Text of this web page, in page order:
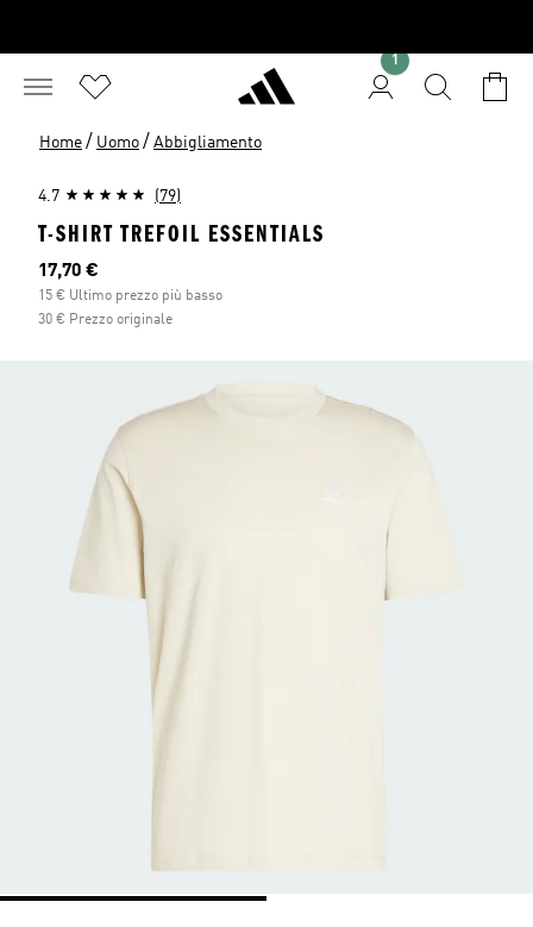
1
Home / Uomo / Abbigliamento
4.7 (79)
T-SHIRT TREFOIL ESSENTIALS
Prezzo attuale
17,70 €
15 € Ultimo prezzo più basso
30 € Prezzo originale